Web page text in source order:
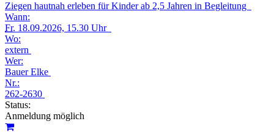
Ziegen hautnah erleben für Kinder ab 2,5 Jahren in Begleitung
Wann:
Fr. 18.09.2026, 15.30 Uhr
Wo:
extern
Wer:
Bauer Elke
Nr.:
262-2630
Status:
Anmeldung möglich